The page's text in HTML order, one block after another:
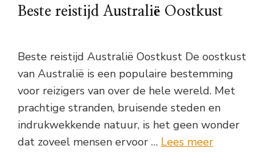
Beste reistijd Australië Oostkust
Beste reistijd Australië Oostkust De oostkust
van Australië is een populaire bestemming
voor reizigers van over de hele wereld. Met
prachtige stranden, bruisende steden en
indrukwekkende natuur, is het geen wonder
dat zoveel mensen ervoor … Lees meer